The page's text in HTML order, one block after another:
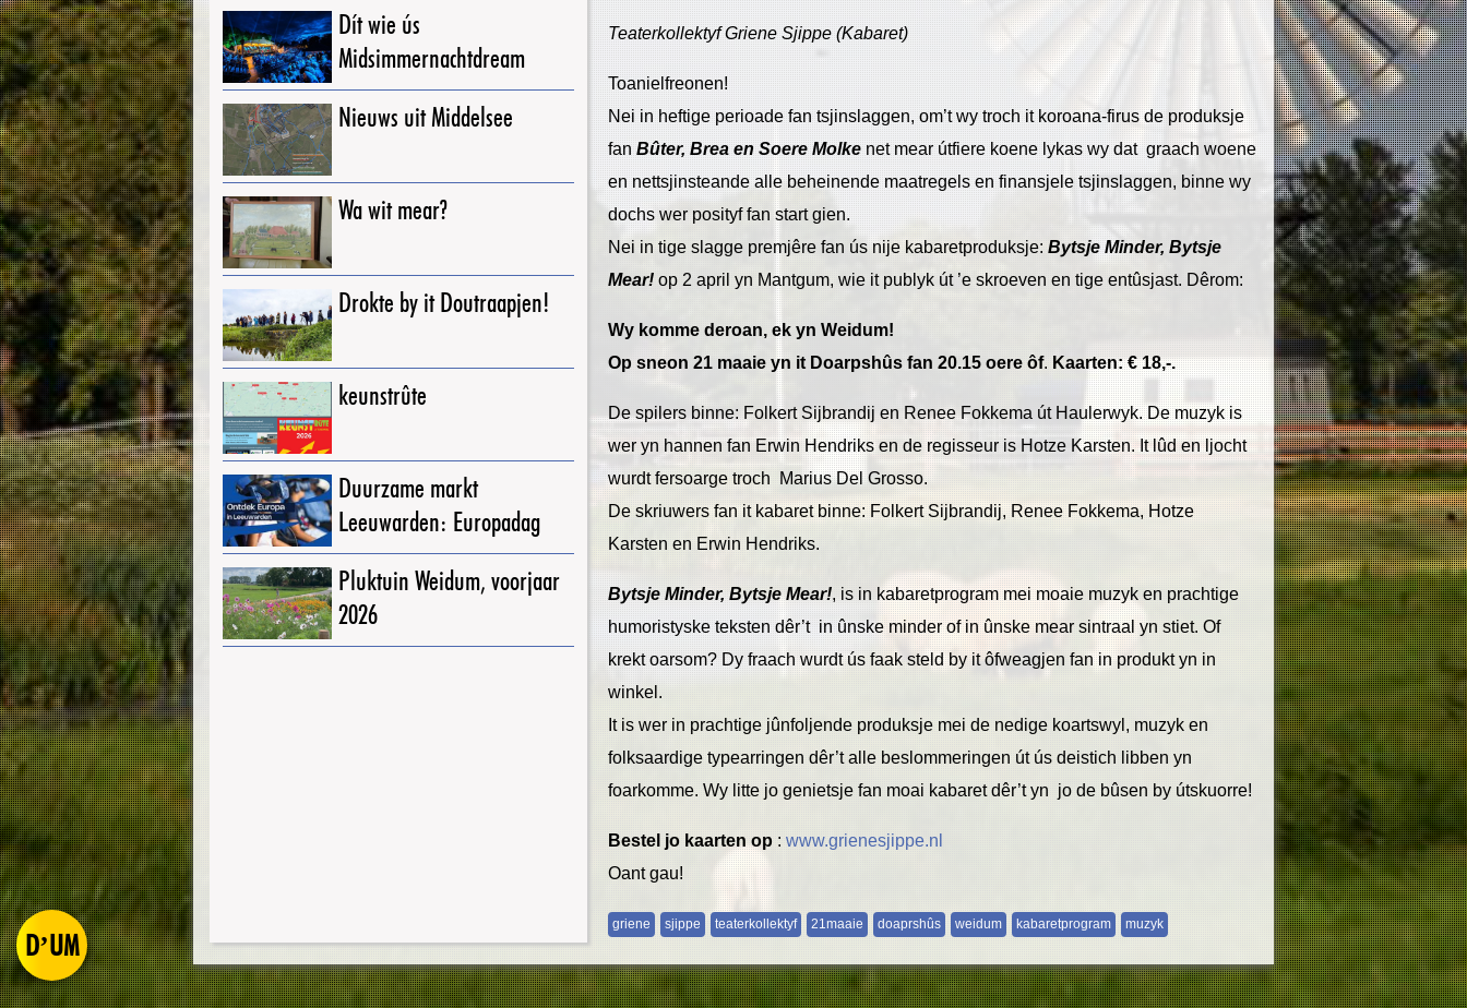
D’UM
Dít wie ús
Midsimmernachtdream
Nieuws uit Middelsee
Wa wit mear?
Drokte by it Doutraapjen!
keunstrûte
Duurzame markt
Leeuwarden: Europadag
Pluktuin Weidum, voorjaar
2026
Teaterkollektyf Griene Sjippe (Kabaret)
Toanielfreonen!
Nei in heftige perioade fan tsjinslaggen, om’t wy troch it koroana-firus de produksje
fan Bûter, Brea en Soere Molke net mear útfiere koene lykas wy dat graach woene
en nettsjinsteande alle beheinende maatregels en finansjele tsjinslaggen, binne wy
dochs wer posityf fan start gien.
Nei in tige slagge premjêre fan ús nije kabaretproduksje: Bytsje Minder, Bytsje
Mear! op 2 april yn Mantgum, wie it publyk út ’e skroeven en tige entûsjast. Dêrom:
Wy komme deroan, ek yn Weidum!
Op sneon 21 maaie yn it Doarpshûs fan 20.15 oere ôf. Kaarten: € 18,-.
De spilers binne: Folkert Sijbrandij en Renee Fokkema út Haulerwyk. De muzyk is
wer yn hannen fan Erwin Hendriks en de regisseur is Hotze Karsten. It lûd en ljocht
wurdt fersoarge troch Marius Del Grosso.
De skriuwers fan it kabaret binne: Folkert Sijbrandij, Renee Fokkema, Hotze
Karsten en Erwin Hendriks.
Bytsje Minder, Bytsje Mear!, is in kabaretprogram mei moaie muzyk en prachtige
humoristyske teksten dêr’t in ûnske minder of in ûnske mear sintraal yn stiet. Of
krekt oarsom? Dy fraach wurdt ús faak steld by it ôfweagjen fan in produkt yn in
winkel.
It is wer in prachtige jûnfoljende produksje mei de nedige koartswyl, muzyk en
folksaardige typearringen dêr’t alle beslommeringen út ús deistich libben yn
foarkomme. Wy litte jo genietsje fan moai kabaret dêr’t yn jo de bûsen by útskuorre!
Bestel jo kaarten op : www.grienesjippe.nl
Oant gau!
griene sjippe teaterkollektyf 21maaie doaprshûs weidum kabaretprogram muzyk